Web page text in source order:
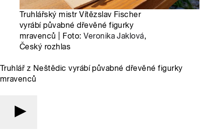
Truhlářský mistr Vítězslav Fischer
vyrábí půvabné dřevěné figurky
mravenců | Foto:Veronika Jaklová,
Český rozhlas
Truhlář z Neštědic vyrábí půvabné dřevěné figurky
mravenců